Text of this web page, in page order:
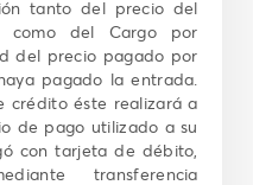
tanto del precio del
como del Cargo por
del precio pagado por
pagado la entrada.
crédito éste realizará a
de pago utilizado a su
con tarjeta de débito,
transferencia